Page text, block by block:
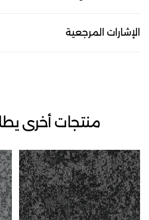
الإشارات المرجعية
منتجات أخرى